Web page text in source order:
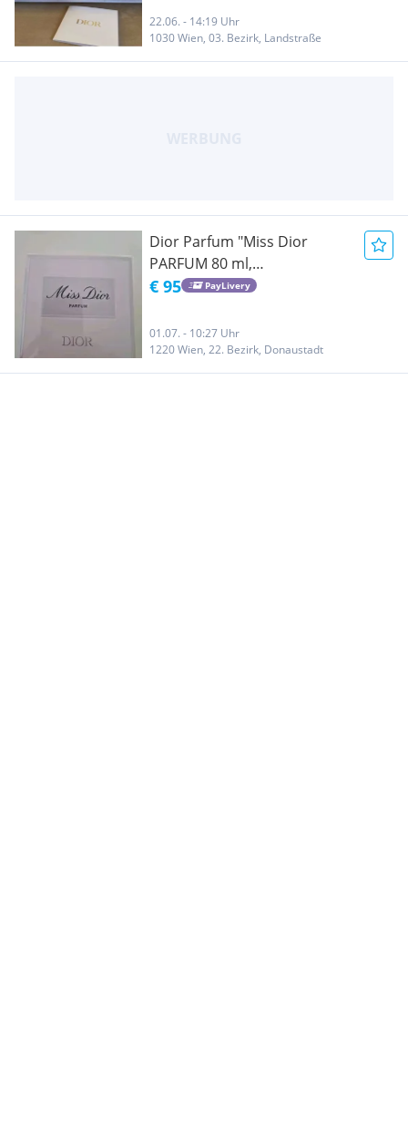
22.06. - 14:19 Uhr
1030 Wien, 03. Bezirk, Landstraße
Dior Parfum "Miss Dior
PARFUM 80 ml,
Originalverpackt
€ 95 PayLivery
01.07. - 10:27 Uhr
1220 Wien, 22. Bezirk, Donaustadt